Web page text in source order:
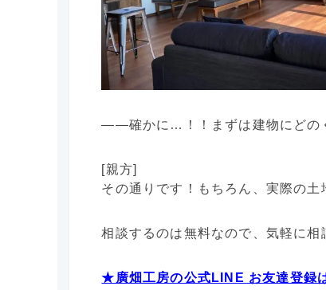
――確かに…！！まずは建物にどの
[親方]
その通りです！もちろん、実際の
相談するのは無料なので、気軽に
★廣畑工房の公式LINE お友達登録